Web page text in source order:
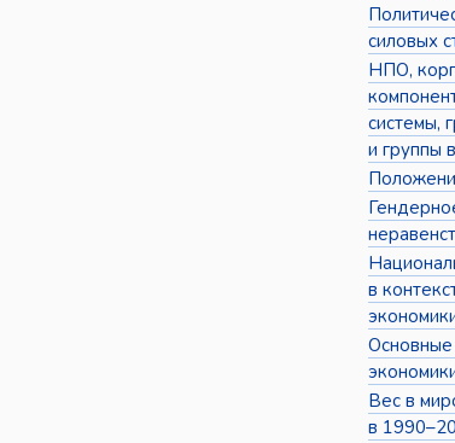
силовых
НПО,
системы,
и группы
в
Основные
Вес в
в